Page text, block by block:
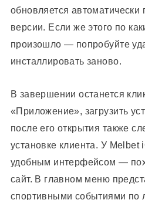
обновляется
версии. Если же этого по
произошло — попробуйте
инсталлировать заново.
В завершении останется
«Приложение», загрузить
после его открытия также
установке клиента. У Melbet
удобным интерфейсом —
сайт. В главном меню
спортивными событиями по